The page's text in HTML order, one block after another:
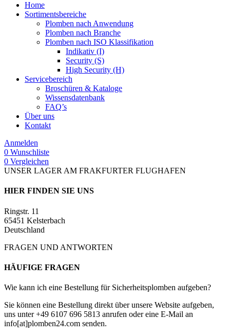
Home
Sortimentsbereiche
Plomben nach Anwendung
Plomben nach Branche
Plomben nach ISO Klassifikation
Indikativ (I)
Security (S)
High Security (H)
Servicebereich
Broschüren & Kataloge
Wissensdatenbank
FAQ’s
Über uns
Kontakt
Anmelden
0 Wunschliste
0 Vergleichen
UNSER LAGER AM FRAKFURTER FLUGHAFEN
HIER FINDEN SIE UNS
Ringstr. 11
65451 Kelsterbach
Deutschland
FRAGEN UND ANTWORTEN
HÄUFIGE FRAGEN
Wie kann ich eine Bestellung für Sicherheitsplomben aufgeben?
Sie können eine Bestellung direkt über unsere Website aufgeben,
uns unter +49 6107 696 5813 anrufen oder eine E-Mail an
info[at]plomben24.com senden.